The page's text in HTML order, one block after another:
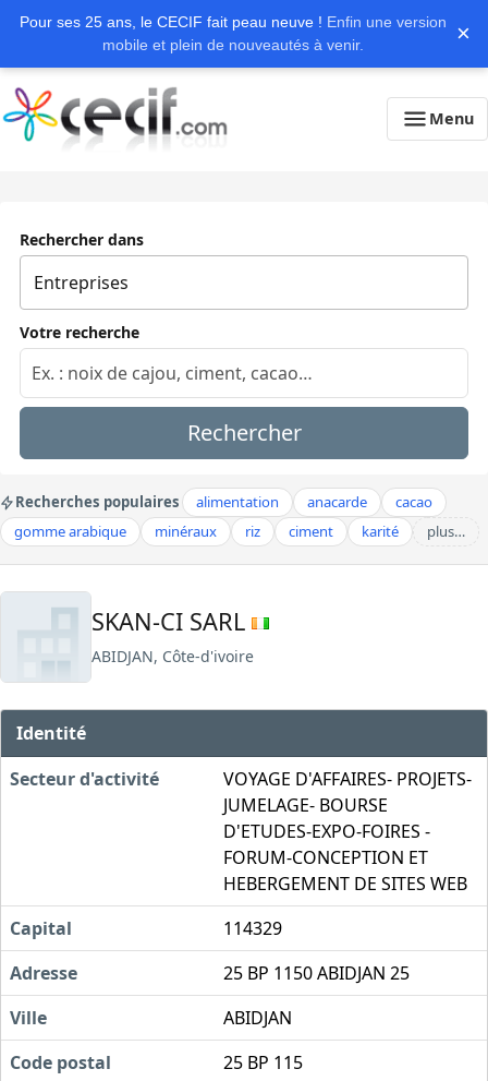
Pour ses 25 ans, le CECIF fait peau neuve ! Enfin une version
mobile et plein de nouveautés à venir.
×
Menu
Rechercher dans
Votre recherche
Rechercher
Recherches populaires alimentation anacarde
cacao
gomme arabique
minéraux riz ciment karité plus…
SKAN-CI SARL
ABIDJAN, Côte-d'ivoire
Identité
Secteur d'activité
VOYAGE D'AFFAIRES- PROJETS-
JUMELAGE- BOURSE
D'ETUDES-EXPO-FOIRES -
FORUM-CONCEPTION ET
HEBERGEMENT DE SITES WEB
Capital
114329
Adresse
25 BP 1150 ABIDJAN 25
Ville
ABIDJAN
Code postal
25 BP 115